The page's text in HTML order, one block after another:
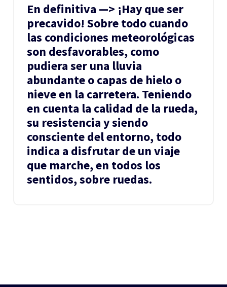
En definitiva —> ¡Hay que ser
precavido! Sobre todo cuando
las condiciones meteorológicas
son desfavorables, como
pudiera ser una lluvia
abundante o capas de hielo o
nieve en la carretera. Teniendo
en cuenta la calidad de la rueda,
su resistencia y siendo
consciente del entorno, todo
indica a disfrutar de un viaje
que marche, en todos los
sentidos, sobre ruedas.